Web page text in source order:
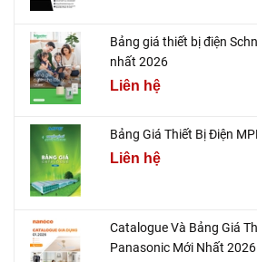
Bảng giá thiết bị điện
nhất 2026
Liên hệ
Bảng Giá Thiết Bị Điện
Liên hệ
Catalogue Và Bảng Giá
Panasonic Mới Nhất 2026